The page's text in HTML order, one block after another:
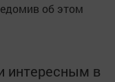
об этом
интересным в